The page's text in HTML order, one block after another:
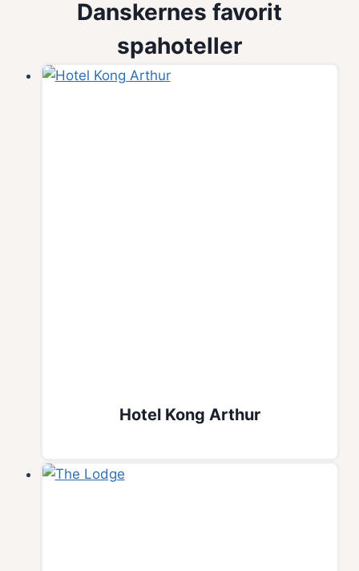
Danskernes favorit
spahoteller
Hotel Kong Arthur